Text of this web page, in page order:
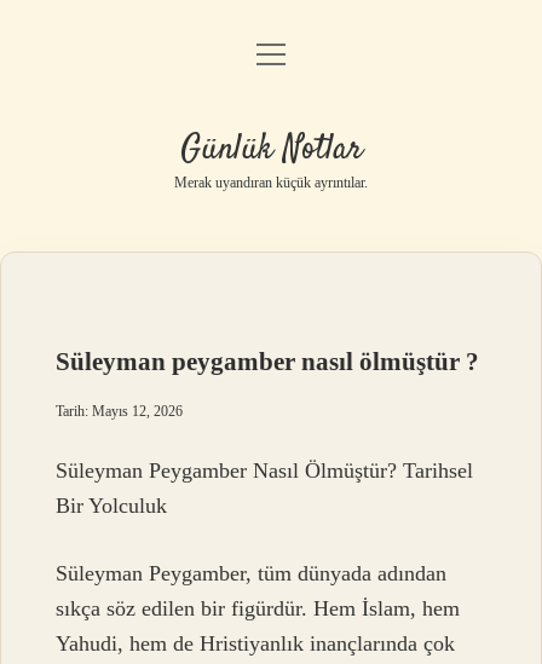
Anasayfa
Yasal Uyarı
menüyü
Günlük Notlar
Merak uyandıran küçük ayrıntılar.
Süleyman peygamber nasıl ölmüştür ?
Tarih: Mayıs 12, 2026
Süleyman Peygamber Nasıl Ölmüştür? Tarihsel
Bir Yolculuk
Süleyman Peygamber, tüm dünyada adından
sıkça söz edilen bir figürdür. Hem İslam, hem
Yahudi, hem de Hristiyanlık inançlarında çok